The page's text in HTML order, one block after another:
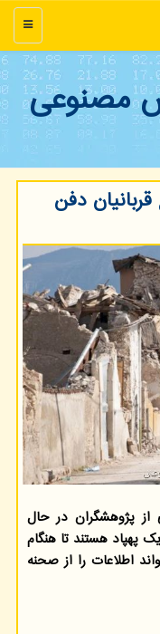
منو
مصنوعی
دفن
پژوهشگران در حال
پهپاد هستند تا هنگام
اطلاعات را از صحنه